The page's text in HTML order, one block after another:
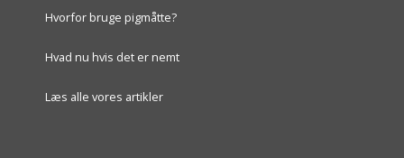
Hvorfor bruge pigmåtte?
Hvad nu hvis det er nemt
Læs alle vores artikler